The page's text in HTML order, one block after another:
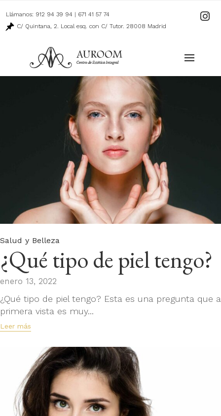
Llámanos: 912 94 39 94 | 671 41 57 74
Ir
C/ Quintana, 2. Local esq. con C/ Tutor. 28008 Madrid
Category
Salud y Belleza
¿Qué tipo de piel tengo?
enero 13, 2022
¿Qué tipo de piel tengo? Esta es una pregunta que a
primera vista es muy...
Leer más